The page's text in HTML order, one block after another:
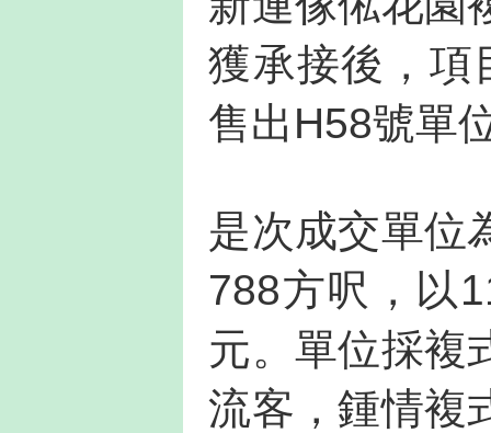
獲承接後，項
售出H58號單
是次成交單位
788方呎，以
元。單位採複
流客，鍾情複